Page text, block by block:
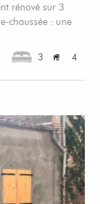
rénové sur 3
chaussée : une
3 4